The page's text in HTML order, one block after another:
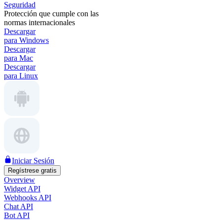
Seguridad
Protección que cumple con las
normas internacionales
Descargar
para Windows
Descargar
para Mac
Descargar
para Linux
Iniciar Sesión
Regístrese gratis
Overview
Widget API
Webhooks API
Chat API
Bot API